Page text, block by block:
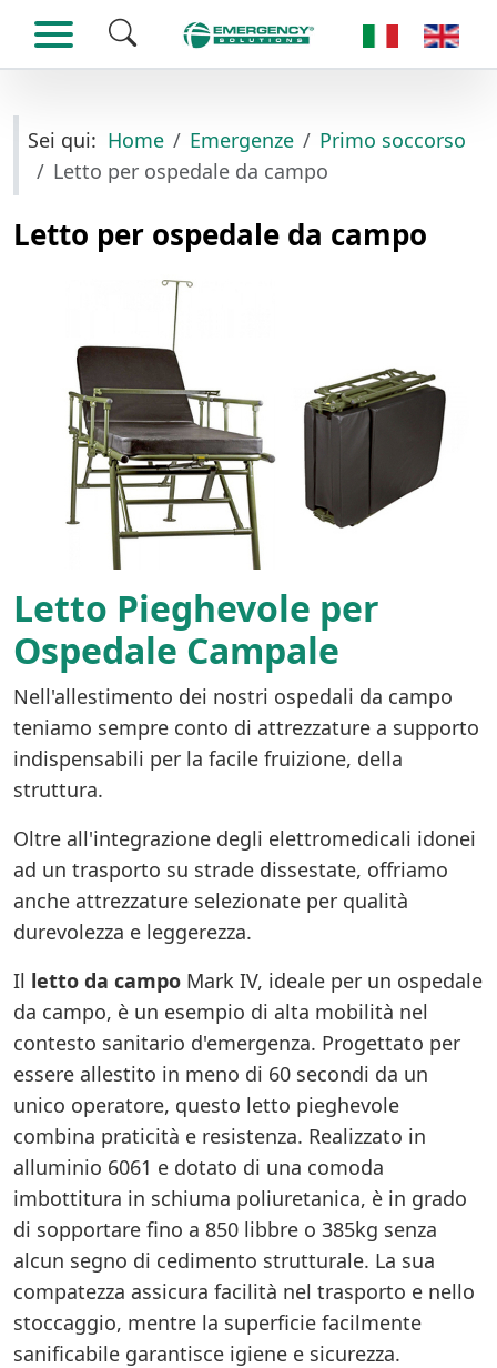
Seleziona la
Sei qui: Home Emergenze
Primo soccorso
Letto per ospedale da campo
Letto per ospedale da campo
Letto Pieghevole per
Ospedale Campale
Nell'allestimento dei nostri ospedali da campo
teniamo sempre conto di attrezzature a supporto
indispensabili per la facile fruizione, della
struttura.
Oltre all'integrazione degli elettromedicali idonei
ad un trasporto su strade dissestate, offriamo
anche attrezzature selezionate per qualità
durevolezza e leggerezza.
Il letto da campo Mark IV, ideale per un ospedale
da campo, è un esempio di alta mobilità nel
contesto sanitario d'emergenza. Progettato per
essere allestito in meno di 60 secondi da un
unico operatore, questo letto pieghevole
combina praticità e resistenza. Realizzato in
alluminio 6061 e dotato di una comoda
imbottitura in schiuma poliuretanica, è in grado
di sopportare fino a 850 libbre o 385kg senza
alcun segno di cedimento strutturale. La sua
compatezza assicura facilità nel trasporto e nello
stoccaggio, mentre la superficie facilmente
sanificabile garantisce igiene e sicurezza.